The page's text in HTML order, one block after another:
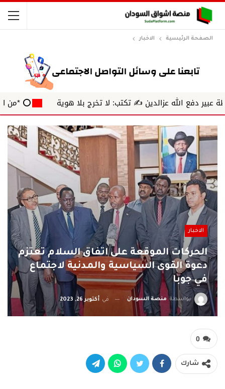
الصفحة الرئيسية الاخبار
الله عزالدين ✍️ تكتب: لا تخرج بلا هوية ⭕ *من الهامش*
الاخبار
الحركات الموقعة على اتفاق السلام تعتزم
دعوة القوى السياسية والمدنية لاجتماع
في جوبا
بواسطة منصة السودان في أكتوبر 26, 2023
0
شارك